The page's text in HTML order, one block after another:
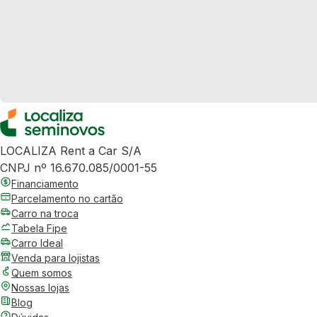
LOCALIZA Rent a Car S/A
CNPJ nº 16.670.085/0001-55
Financiamento
Parcelamento no cartão
Carro na troca
Tabela Fipe
Carro Ideal
Venda para lojistas
Quem somos
Nossas lojas
Blog